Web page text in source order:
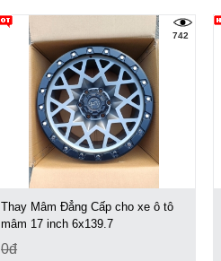
742
Thay Mâm Đẳng Cấp cho xe ô tô
mâm 17 inch 6x139.7
0đ